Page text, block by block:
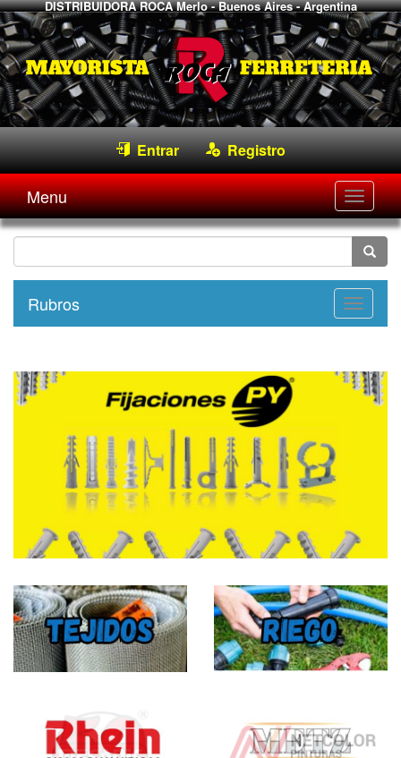
DISTRIBUIDORA ROCA Merlo - Buenos Aires - Argentina
Entrar Registro
Menu
Rubros